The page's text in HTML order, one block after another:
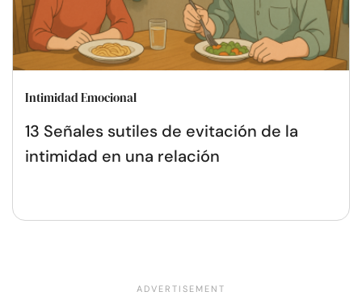
Intimidad Emocional
13 Señales sutiles de evitación de la
intimidad en una relación